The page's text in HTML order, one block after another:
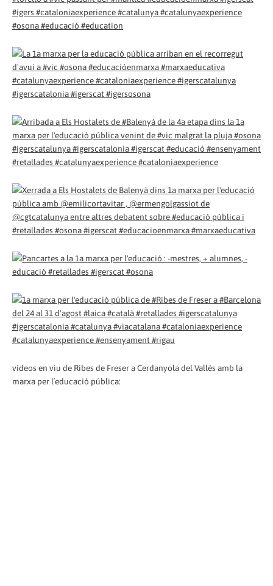
vídeos en viu de Ribes de Freser a Cerdanyola del Vallès amb la
marxa per l´educació pública: